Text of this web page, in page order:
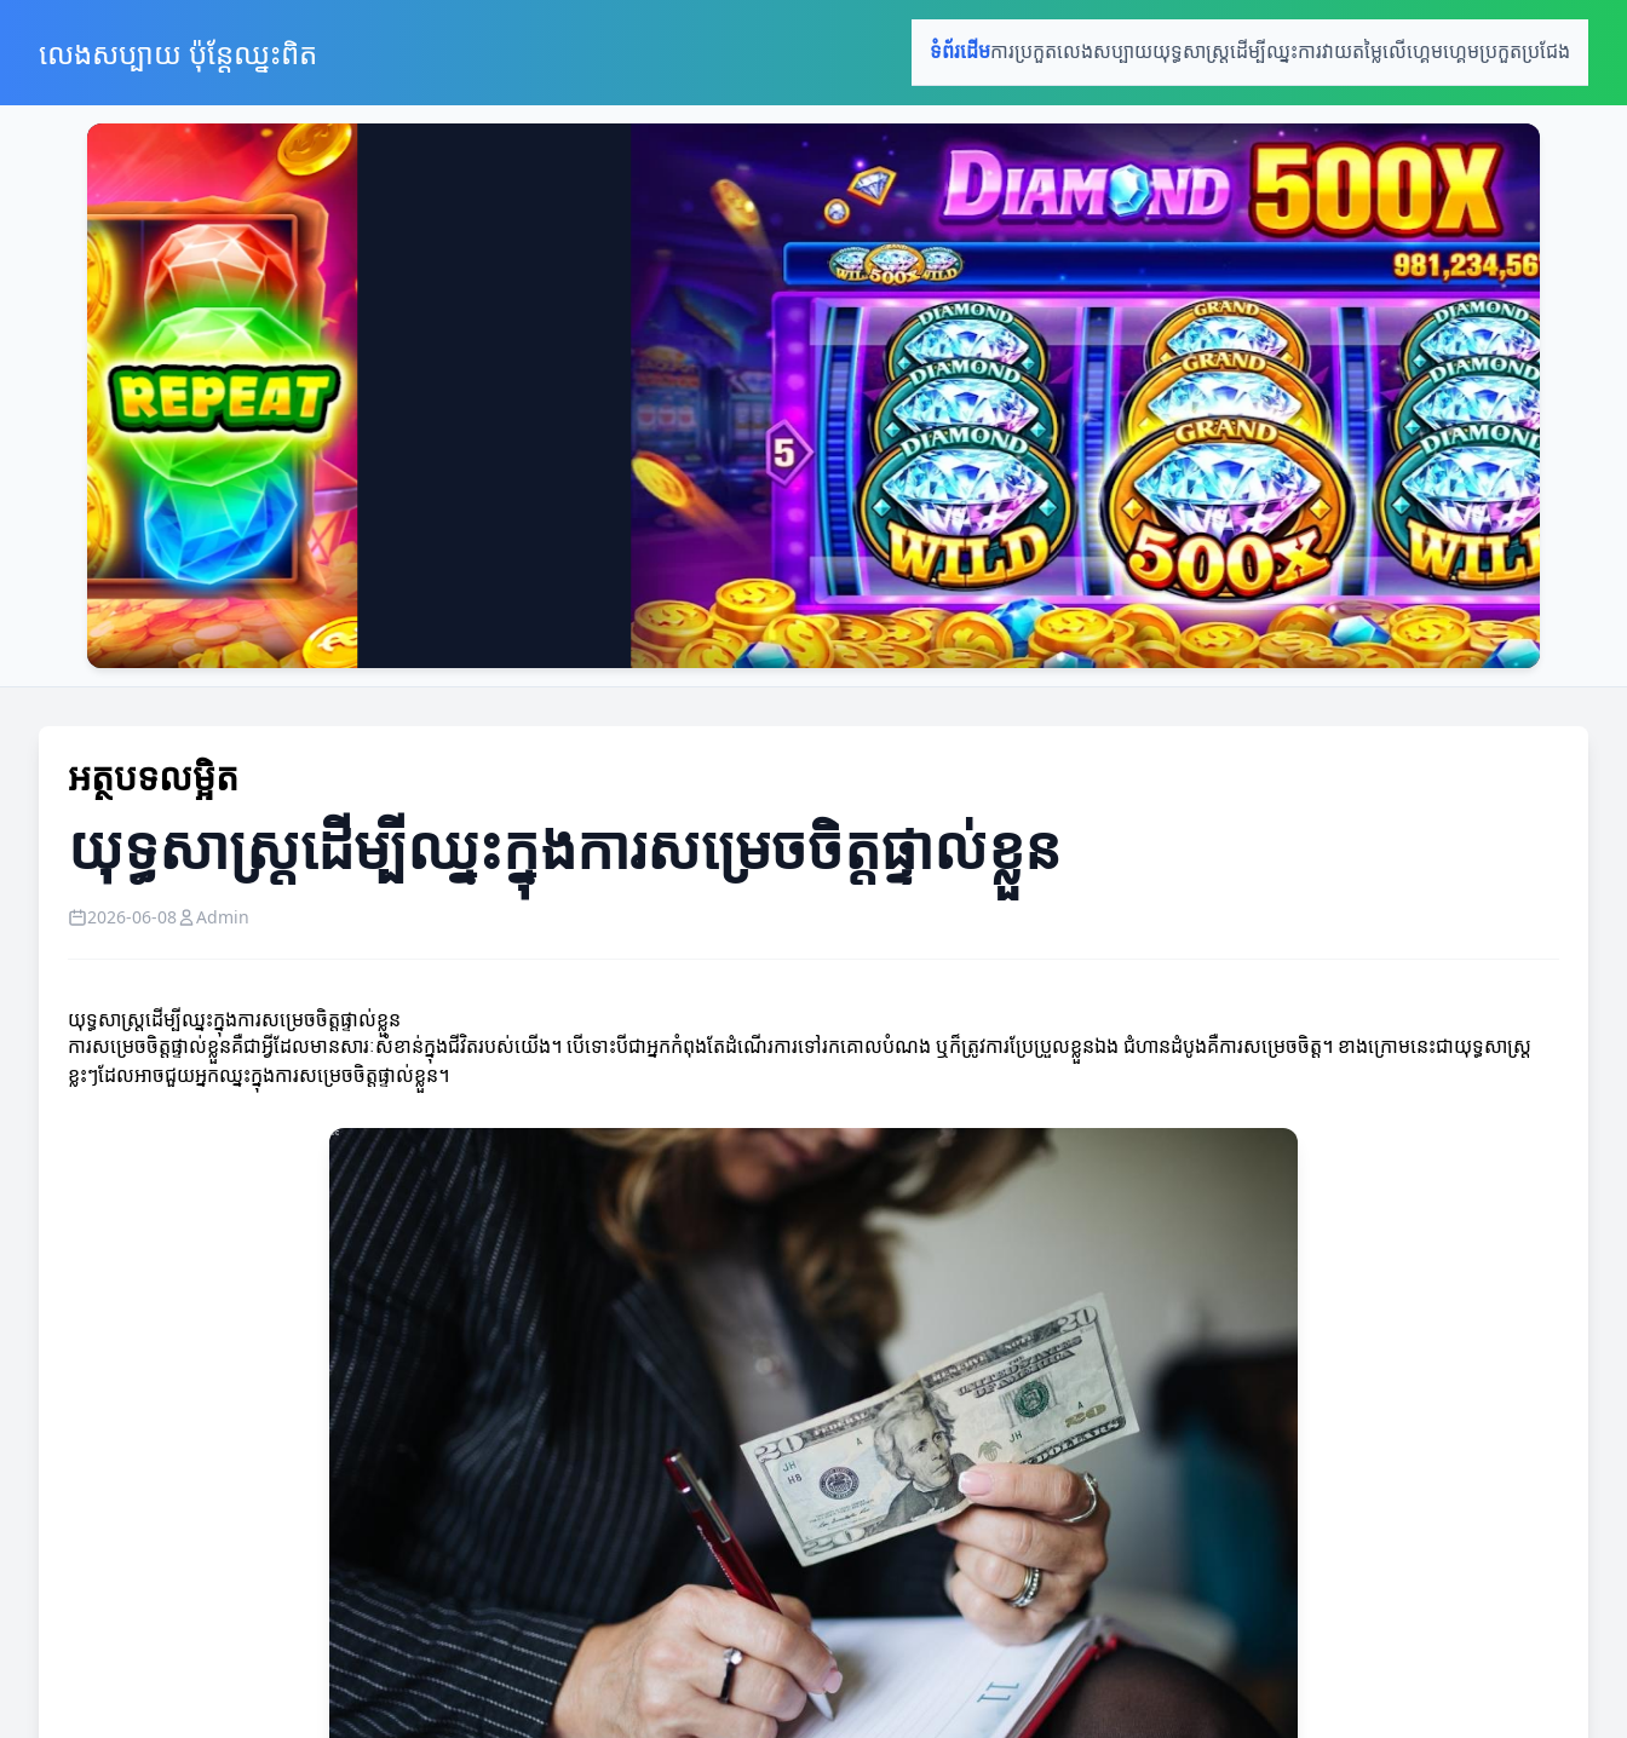
លេងសប្បាយ ប៉ុន្តែឈ្នះពិត ទំព័រដើមការប្រកួតលេងសប្បាយយុទ្ធសាស្រ្តដើម្បីឈ្នះការវាយតម្លៃលើហ្គេមហ្គេមប្រកួតប្រជែង
អត្ថបទលម្អិត
យុទ្ធសាស្រ្តដើម្បីឈ្នះក្នុងការសម្រេចចិត្តផ្ទាល់ខ្លួន
2026-06-08 Admin
យុទ្ធសាស្រ្តដើម្បីឈ្នះក្នុងការសម្រេចចិត្តផ្ទាល់ខ្លួន
ការសម្រេចចិត្តផ្ទាល់ខ្លួនគឺជាអ្វីដែលមានសារៈសំខាន់ក្នុងជីវិតរបស់យើង។ បើទោះបីជាអ្នកកំពុងតែដំណើរការទៅរកគោលបំណង ឬក៏ត្រូវការប្រែប្រួលខ្លួនឯង ជំហានដំបូងគឺការសម្រេចចិត្ត។ ខាងក្រោមនេះជាយុទ្ធសាស្រ្ត
ខ្លះៗដែលអាចជួយអ្នកឈ្នះក្នុងការសម្រេចចិត្តផ្ទាល់ខ្លួន។